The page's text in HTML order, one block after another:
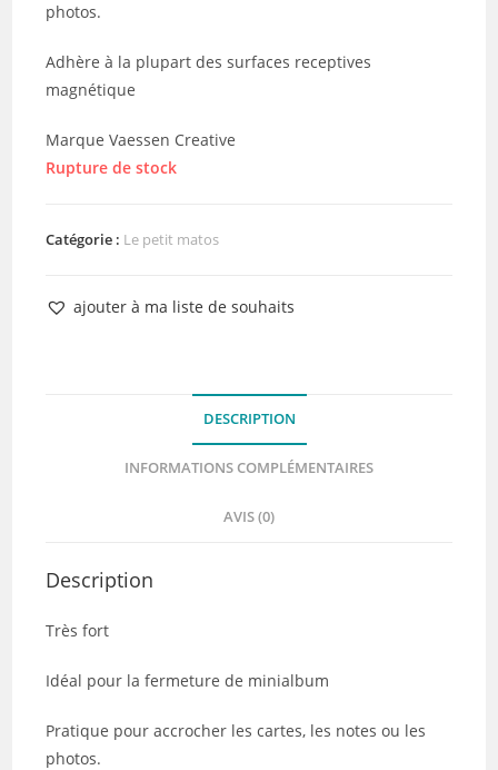
photos.
Adhère à la plupart des surfaces receptives
magnétique
Marque Vaessen Creative
Rupture de stock
Catégorie : Le petit matos
ajouter à ma liste de souhaits
DESCRIPTION
INFORMATIONS COMPLÉMENTAIRES
AVIS (0)
Description
Très fort
Idéal pour la fermeture de minialbum
Pratique pour accrocher les cartes, les notes ou les
photos.